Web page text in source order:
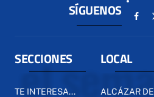
SÍGUENOS
SECCIONES
TE INTERESA...
LOCAL
ALCÁZAR DE